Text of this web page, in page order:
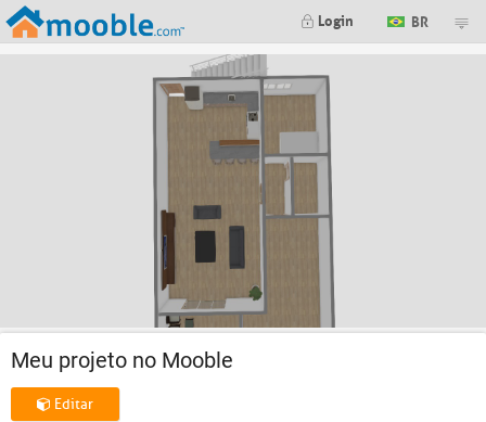
Login BR
Meu projeto no Mooble
Editar